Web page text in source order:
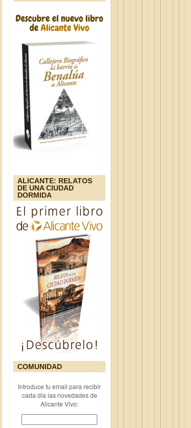
ALICANTE: RELATOS
DE UNA CIUDAD
DORMIDA
COMUNIDAD
Introduce tu email para recibir
cada día las novedades de
Alicante Vivo: